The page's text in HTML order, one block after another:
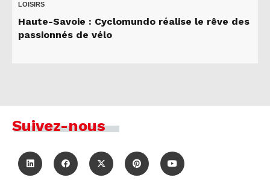
LOISIRS
Haute-Savoie : Cyclomundo réalise le rêve des
passionnés de vélo
Suivez-nous